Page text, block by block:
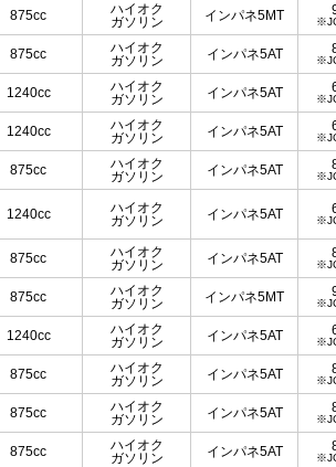
875cc
ハイオク
ガソリン
インパネ5MT
875cc
ハイオク
ガソリン
インパネ5AT
1240cc
ハイオク
ガソリン
インパネ5AT
1240cc
ハイオク
ガソリン
インパネ5AT
875cc
ハイオク
ガソリン
インパネ5AT
1240cc
ハイオク
ガソリン
インパネ5AT
875cc
ハイオク
ガソリン
インパネ5AT
875cc
ハイオク
ガソリン
インパネ5MT
1240cc
ハイオク
ガソリン
インパネ5AT
875cc
ハイオク
ガソリン
インパネ5AT
875cc
ハイオク
ガソリン
インパネ5AT
875cc
ハイオク
ガソリン
インパネ5AT